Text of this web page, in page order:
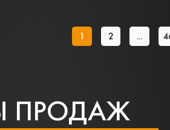
1 2 ...
ПРОДАЖ